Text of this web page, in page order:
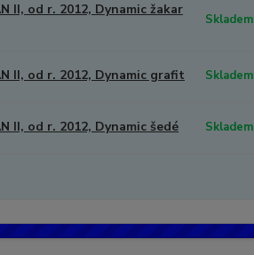
II, od r. 2012, Dynamic žakar
Skladem
II, od r. 2012, Dynamic grafit Skladem
II, od r. 2012, Dynamic šedé Skladem